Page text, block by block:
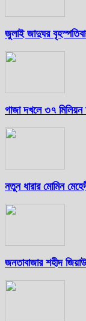
জুলাই জাদুঘর
গাজা দখলে ৩৭ মিলিয়ন
নতুন ধারার মোমিন
জনতাবাজার শহীদ